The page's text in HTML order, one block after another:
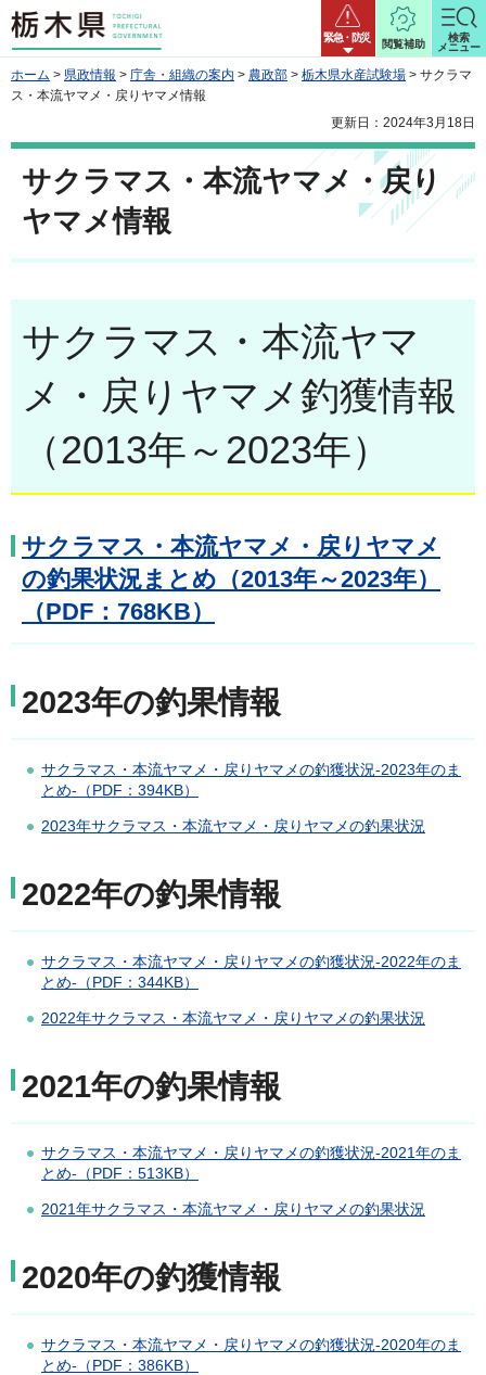
栃木県 緊急・防災
閲覧補助
検索
メニュー
ホーム > 県政情報 > 庁舎・組織の案内 > 農政部 > 栃木県水産試験場 > サクラマ
ス・本流ヤマメ・戻りヤマメ情報
更新日：2024年3月18日
サクラマス・本流ヤマメ・戻り
ヤマメ情報
サクラマス・本流ヤマ
メ・戻りヤマメ釣獲情報
（2013年～2023年）
サクラマス・本流ヤマメ・戻りヤマメ
の釣果状況まとめ（2013年～2023年）
（PDF：768KB）
2023年の釣果情報
サクラマス・本流ヤマメ・戻りヤマメの釣獲状況-2023年のま
とめ-（PDF：394KB）
2023年サクラマス・本流ヤマメ・戻りヤマメの釣果状況
2022年の釣果情報
サクラマス・本流ヤマメ・戻りヤマメの釣獲状況-2022年のま
とめ-（PDF：344KB）
2022年サクラマス・本流ヤマメ・戻りヤマメの釣果状況
2021年の釣果情報
サクラマス・本流ヤマメ・戻りヤマメの釣獲状況-2021年のま
とめ-（PDF：513KB）
2021年サクラマス・本流ヤマメ・戻りヤマメの釣果状況
2020年の釣獲情報
サクラマス・本流ヤマメ・戻りヤマメの釣獲状況-2020年のま
とめ-（PDF：386KB）